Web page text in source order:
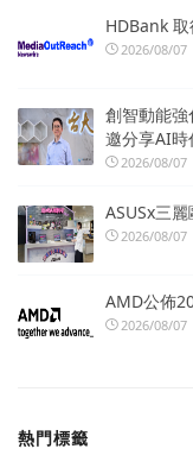
HDBank
2026/08/07
創智動能
邀分享AI時
2026/08/07
ASUSx三
2026/08/07
AMD公佈
2026/08/07
熱門標籤